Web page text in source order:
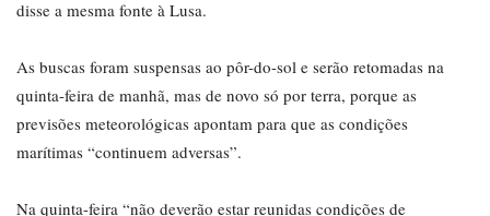
disse a mesma fonte à Lusa.
As buscas foram suspensas ao pôr-do-sol e serão retomadas na
quinta-feira de manhã, mas de novo só por terra, porque as
previsões meteorológicas apontam para que as condições
marítimas “continuem adversas”.
Na quinta-feira “não deverão estar reunidas condições de